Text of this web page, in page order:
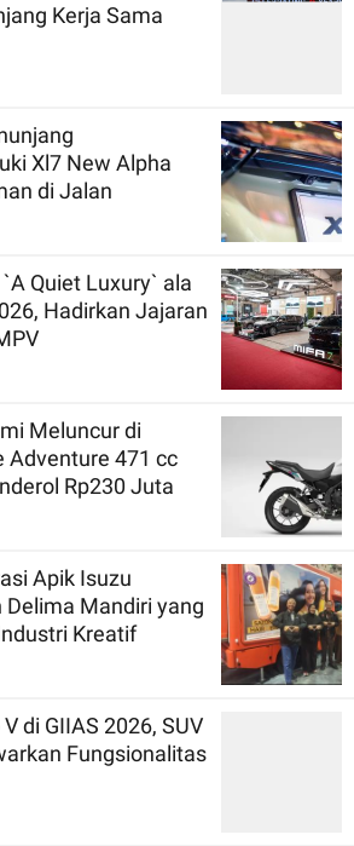
Kerja Sama
Xl7 New Alpha
di Jalan
Quiet Luxury` ala
Hadirkan Jajaran
Meluncur di
Adventure 471 cc
Rp230 Juta
Apik Isuzu
Delima Mandiri yang
Kreatif
di GIIAS 2026, SUV
Fungsionalitas